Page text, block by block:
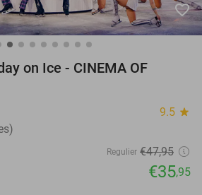
favorite_border
on Ice - CINEMA OF
9.5 star
Regulier €47,95
€35,95